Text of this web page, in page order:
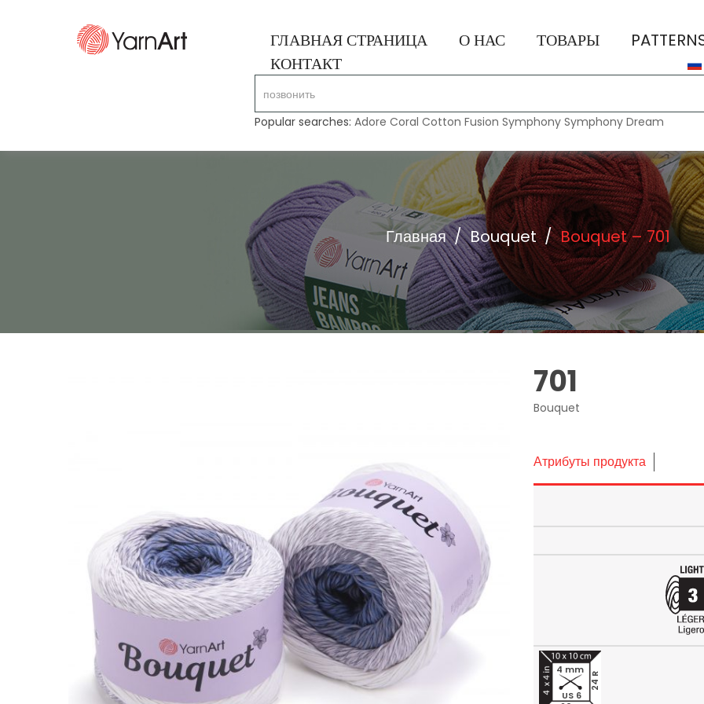
ГЛАВНАЯ СТРАНИЦА О НАС ТОВАРЫ
КОНТАКТ
Popular searches:Adore Coral Cotton Fusion Symphony Symphony Dream
Главная / Bouquet / Bouquet – 701
701
Bouquet
Атрибуты продукта
24 R
4 mm
US 6